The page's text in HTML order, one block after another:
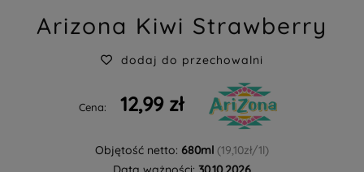
Arizona Kiwi Strawberry
dodaj do przechowalni
Cena: 12,99 zł
Objętość netto: 680ml (19,10zł/1l)